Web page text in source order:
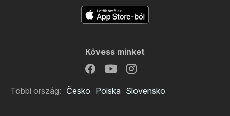
Kövess minket
Többi ország: Česko Polska Slovensko